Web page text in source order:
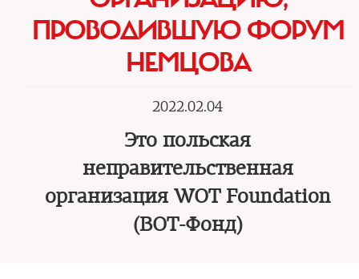
ПРОВОДИВШУЮ ФОРУМ
НЕМЦОВА
2022.02.04
Это польская
неправительственная
организация WOT Foundation
(ВОТ-Фонд)